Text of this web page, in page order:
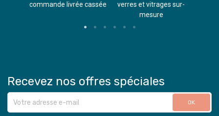
commande livrée cassée​
verres et vitrages sur-
mesure
Recevez nos offres spéciales